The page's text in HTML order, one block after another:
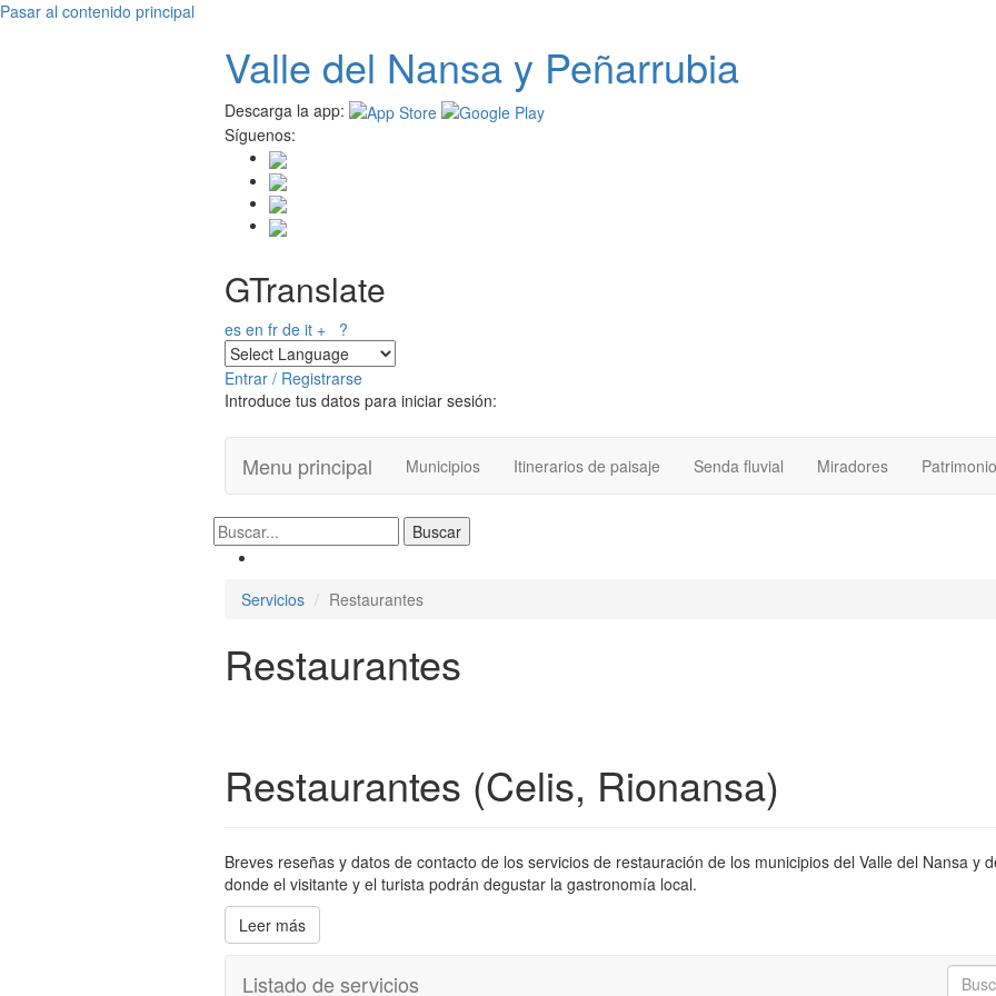
Pasar al contenido principal
Valle del Nansay Peñarrubia
Descarga la app:
Síguenos:
GTranslate
es en fr de it + ?
Entrar / Registrarse
Introduce tus datos para iniciar sesión:
Menu principal Municipios Itinerarios de paisaje Senda fluvial Miradores Patrimonio
Servicios Restaurantes
Restaurantes
Restaurantes (Celis, Rionansa)
Breves reseñas y datos de contacto de los servicios de restauración de los municipios del Valle del Nansa y
donde el visitante y el turista podrán degustar la gastronomía local.
Leer más
Listado de servicios